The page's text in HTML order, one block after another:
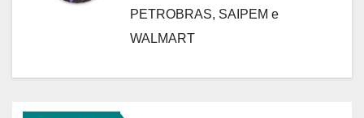
PETROBRAS, SAIPEM e
WALMART